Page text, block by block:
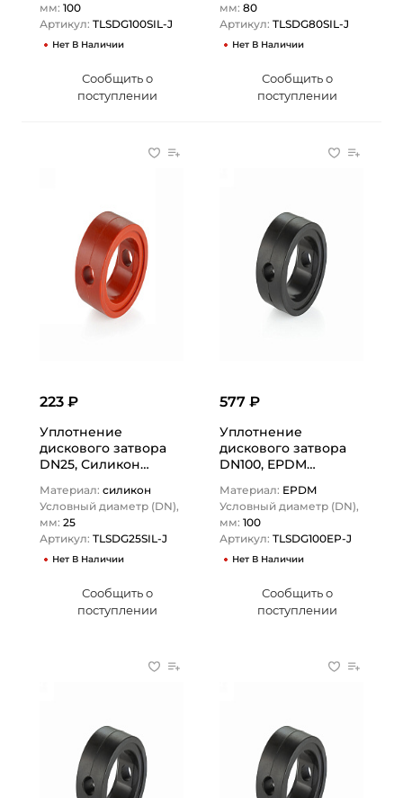
мм: 100
Артикул: TLSDG100SIL-J
Нет В Наличии
Сообщить о
поступлении
мм: 80
Артикул: TLSDG80SIL-J
Нет В Наличии
Сообщить о
поступлении
223 ₽
Уплотнение
дискового затвора
DN25, Силикон
TLSDG25SIL-J TITAN…
Материал: силикон
Условный диаметр (DN),
мм: 25
Артикул: TLSDG25SIL-J
Нет В Наличии
Сообщить о
поступлении
577 ₽
Уплотнение
дискового затвора
DN100, EPDM
TLSDG100EP-J TITAN…
Материал: EPDM
Условный диаметр (DN),
мм: 100
Артикул: TLSDG100EP-J
Нет В Наличии
Сообщить о
поступлении